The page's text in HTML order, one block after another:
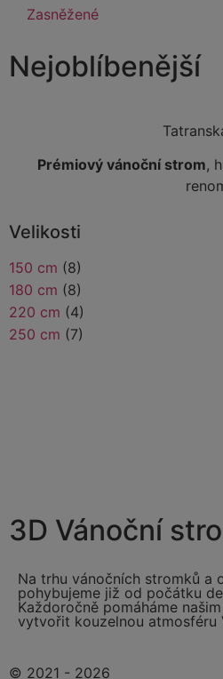
Zasněžené
Nejoblíbenější
Prémiový vánoční strom,
Velikosti
150 cm (8)
180 cm (8)
220 cm (4)
250 cm (7)
3D Vánoční
Na trhu vánočních stromků a
pohybujeme již od počátku
Každoročně pomáháme
vytvořit kouzelnou atmosféru
© 2021 - 2026